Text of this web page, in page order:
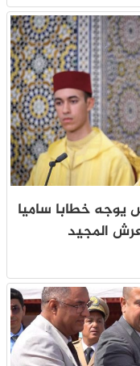
يوجه خطابا ساميا
المجيد